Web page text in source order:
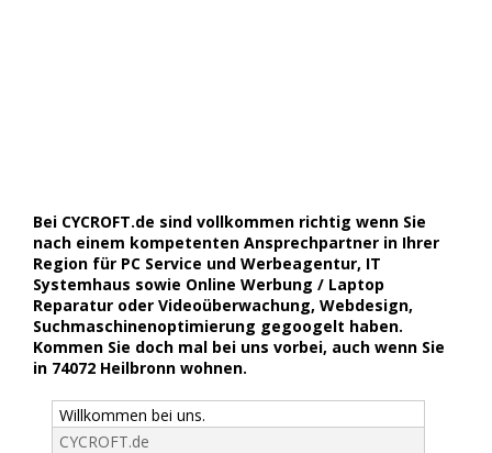
Bei CYCROFT.de sind vollkommen richtig wenn Sie
nach einem kompetenten Ansprechpartner in Ihrer
Region für PC Service und Werbeagentur, IT
Systemhaus sowie Online Werbung / Laptop
Reparatur oder Videoüberwachung, Webdesign,
Suchmaschinenoptimierung gegoogelt haben.
Kommen Sie doch mal bei uns vorbei, auch wenn Sie
in 74072 Heilbronn wohnen.
Willkommen bei uns.
CYCROFT.de